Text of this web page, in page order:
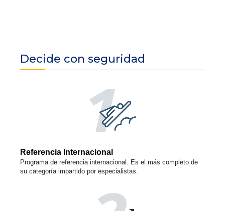
Decide con seguridad
Referencia Internacional
Programa de referencia internacional. Es el más completo de
su categoría impartido por especialistas.